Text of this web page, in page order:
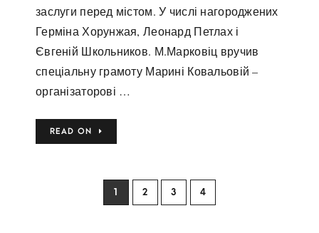
заслуги перед містом. У числі нагороджених
Герміна Хорунжая, Леонард Петлах і
Євгеній Школьников. М.Марковіц вручив
спеціальну грамоту Марині Ковальовій –
організаторові …
READ ON
1 2 3 4